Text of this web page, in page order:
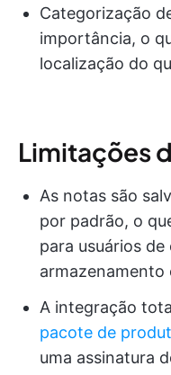
Categorização
importância, o
localização do
Limitações
As notas são
por padrão, o
para usuários
armazenamento
A integração
pacote de
uma assinatura